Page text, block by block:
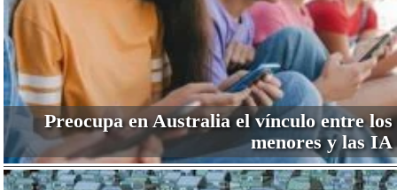
Preocupa en Australia el vínculo entre los
menores y las IA